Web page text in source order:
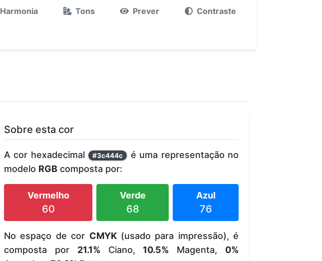
Harmonia Tons Prever Contraste
Sobre esta cor
A cor hexadecimal #3c444c
é uma representação no
modelo RGB composta por:
Vermelho
60
Verde
68
Azul
76
No espaço de cor CMYK(usado para impressão), é
composta por 21.1% Ciano, 10.5% Magenta, 0%